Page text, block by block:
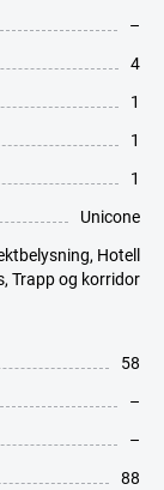
–
4
1
1
1
Unicone
, Hotell
, Trapp og korridor
58
–
–
88